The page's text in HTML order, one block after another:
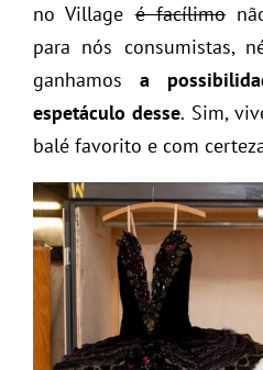
no Villageé facílimo
para nós consumistas,
ganhamosa
espetáculo desse. Sim,
balé favorito e com